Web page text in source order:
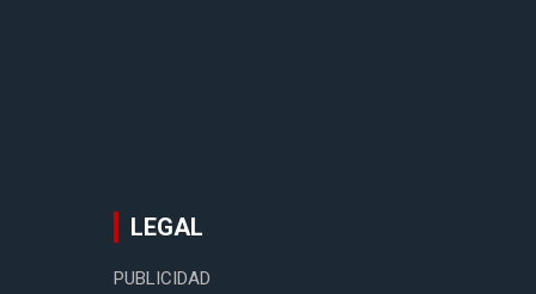
LEGAL
PUBLICIDAD